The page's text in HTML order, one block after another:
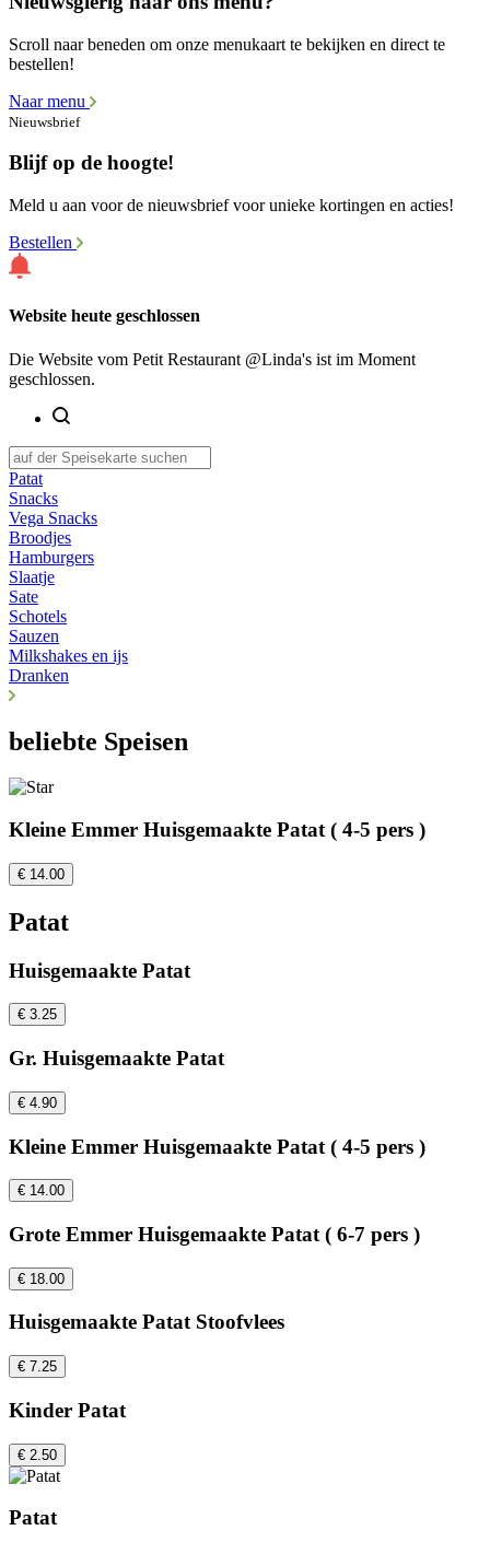
Scroll naar beneden om onze menukaart te bekijken en direct te
bestellen!
Naar menu
Nieuwsbrief
Blijf op de hoogte!
Meld u aan voor de nieuwsbrief voor unieke kortingen en acties!
Bestellen
Website heute geschlossen
Die Website vom Petit Restaurant @Linda's ist im Moment
geschlossen.
Patat
Snacks
Vega Snacks
Broodjes
Hamburgers
Slaatje
Sate
Schotels
Sauzen
Milkshakes en ijs
Dranken
beliebte Speisen
Kleine Emmer Huisgemaakte Patat ( 4-5 pers )
€ 14.00
Patat
Huisgemaakte Patat
€ 3.25
Gr. Huisgemaakte Patat
€ 4.90
Kleine Emmer Huisgemaakte Patat ( 4-5 pers )
€ 14.00
Grote Emmer Huisgemaakte Patat ( 6-7 pers )
€ 18.00
Huisgemaakte Patat Stoofvlees
€ 7.25
Kinder Patat
€ 2.50
Patat